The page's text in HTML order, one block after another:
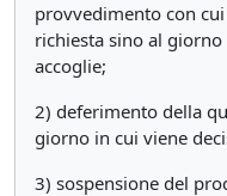
provvedimento con
richiesta sino al
accoglie;
2) deferimento della
giorno in cui viene
3) sospensione del